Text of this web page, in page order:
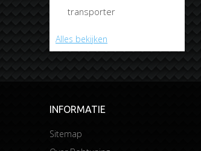
transporter
Alles bekijken
INFORMATIE
Sitemap